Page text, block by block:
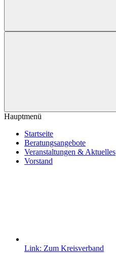
Hauptmenü
Startseite
Beratungsangebote
Veranstaltungen & Aktuelles
Vorstand
Link: Zum Kreisverband